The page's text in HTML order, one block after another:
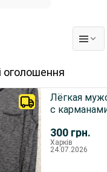
оголошення
300 грн.
Лёгкая
с
Харків
24.07.2026